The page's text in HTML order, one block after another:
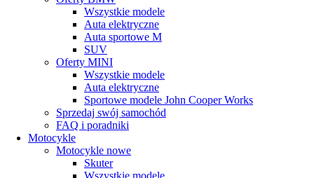
Wszystkie modele
Auta elektryczne
Auta sportowe M
SUV
Oferty MINI
Wszystkie modele
Auta elektryczne
Sportowe modele John Cooper Works
Sprzedaj swój samochód
FAQ i poradniki
Motocykle
Motocykle nowe
Skuter
Wszystkie modele